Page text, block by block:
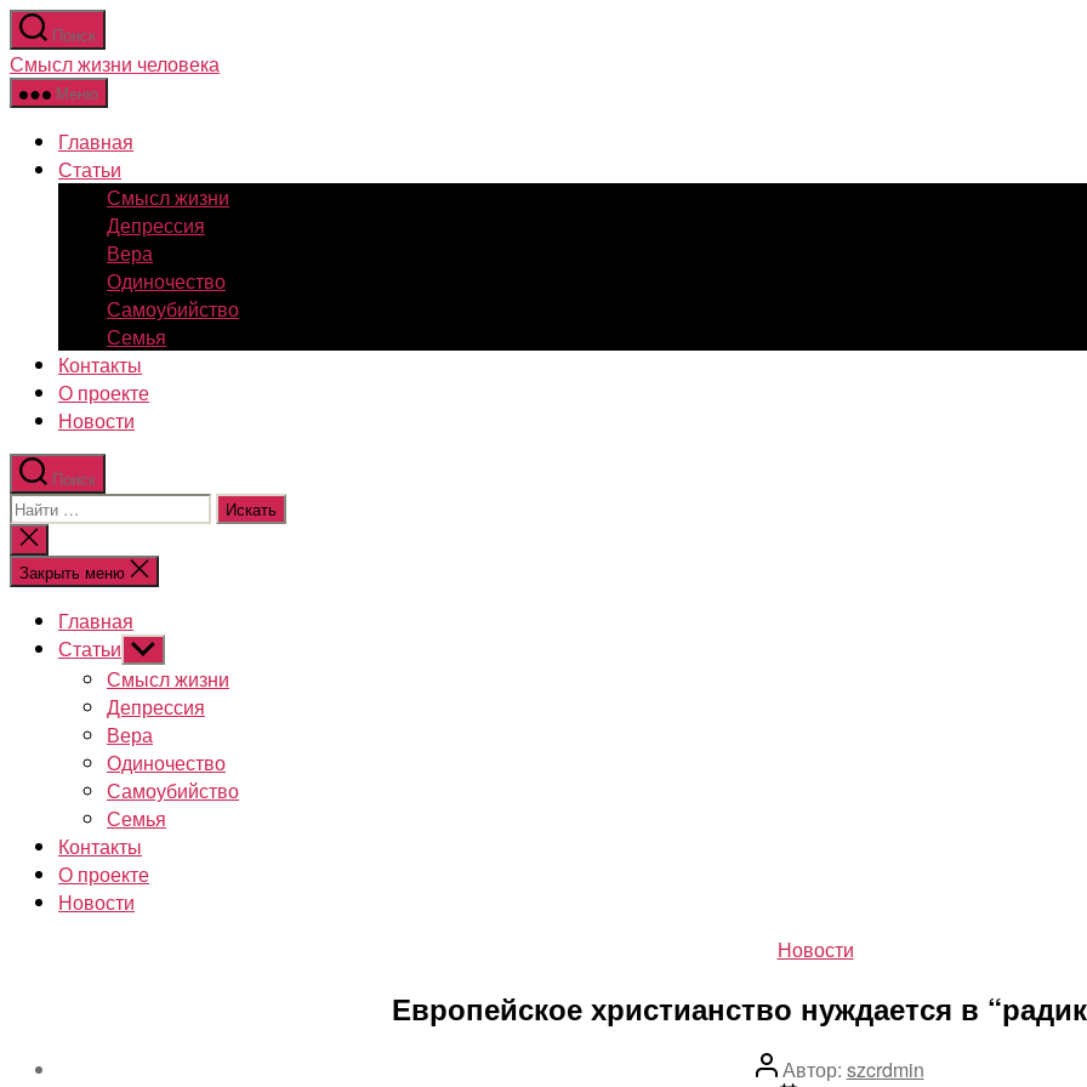
Перейти
к
содержимому
Поиск
Смысл жизни человека
Меню
Главная
Статьи
Смысл жизни
Депрессия
Вера
Одиночество
Самоубийство
Семья
Контакты
О проекте
Новости
Поиск
Поиск:
Закрыть
поиск
Закрыть меню
Главная
Статьи Показывать
подменю
Смысл жизни
Депрессия
Вера
Одиночество
Самоубийство
Семья
Контакты
О проекте
Новости
Рубрики
Новости
Европейское христианство нуждается в
АвторАвтор: szcrdmin